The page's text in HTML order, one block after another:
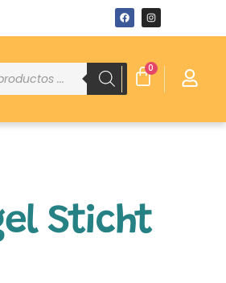
0
Sticht